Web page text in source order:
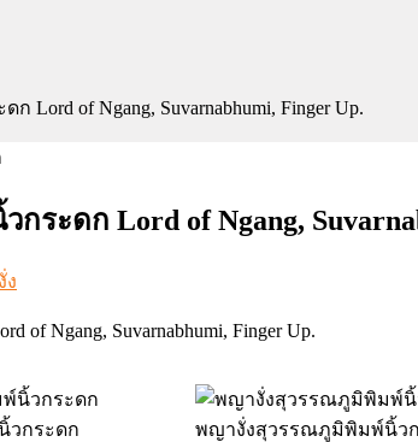
of Ngang, Suvarnabhumi, Finger Up.
ะดก Lord of Ngang,
งั่ง
Ngang, Suvarnabhumi, Finger Up.
กระดก พญางั่งสุวรรณภูมิพิมพ์นิ้ว